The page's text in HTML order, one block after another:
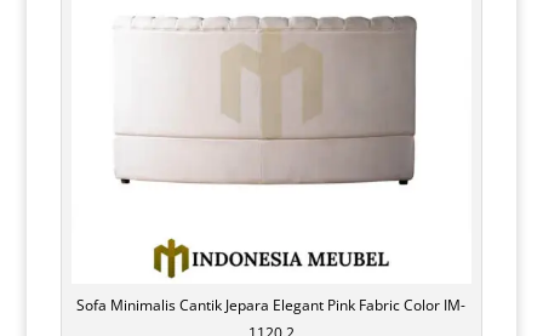
Sofa Minimalis Cantik Jepara Elegant Pink Fabric Color IM-